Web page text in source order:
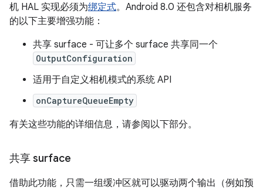
机 HAL 实现必须为绑定式。Android 8.0 还包含对相机服务
的以下主要增强功能：
共享 surface - 可让多个 surface 共享同一个
OutputConfiguration
适用于自定义相机模式的系统 API
onCaptureQueueEmpty
有关这些功能的详细信息，请参阅以下部分。
共享 surface
借助此功能，只需一组缓冲区就可以驱动两个输出（例如预